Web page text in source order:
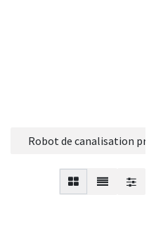
Robot de canalisation